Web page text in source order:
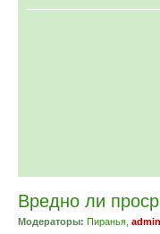
Вредно ли
Модераторы: Пиранья